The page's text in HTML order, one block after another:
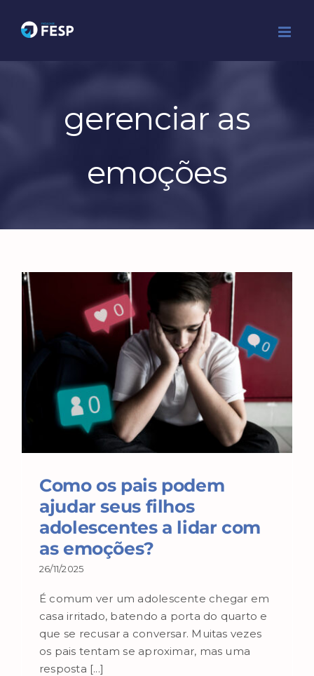
para
conteúdo
gerenciar as
emoções
Como os pais podem
ajudar seus filhos
adolescentes a lidar com
as emoções?
26/11/2025
É comum ver um adolescente chegar em
casa irritado, batendo a porta do quarto e
que se recusar a conversar. Muitas vezes
os pais tentam se aproximar, mas uma
resposta [...]